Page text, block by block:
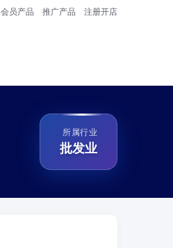
会员产品 推广产品 注册开店
所属行业
批发业